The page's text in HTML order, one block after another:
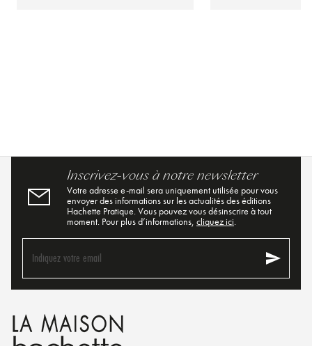
Inscrivez-vous à notre newsletter
Votre adresse e-mail sera uniquement utilisée pour vous
envoyer des informations sur les actualités des éditions
Hachette Pratique. Vous pouvez vous désinscrire à tout
moment. Pour plus d’informations, cliquez ici.
Indiquez votre email send